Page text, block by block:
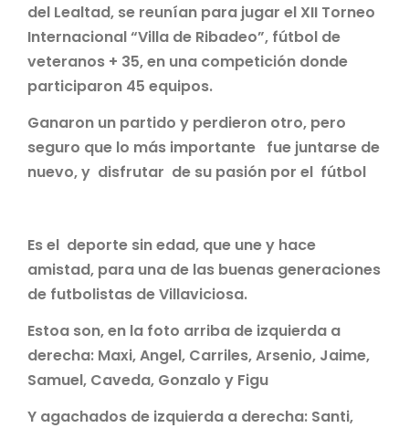
del Lealtad, se reunían para jugar el XII Torneo
Internacional “Villa de Ribadeo”, fútbol de
veteranos + 35, en una competición donde
participaron 45 equipos.
Ganaron un partido y perdieron otro, pero
seguro que lo más importante fue juntarse de
nuevo, y disfrutar de su pasión por el fútbol
Es el deporte sin edad, que une y hace
amistad, para una de las buenas generaciones
de futbolistas de Villaviciosa.
Estoa son, en la foto arriba de izquierda a
derecha: Maxi, Angel, Carriles, Arsenio, Jaime,
Samuel, Caveda, Gonzalo y Figu
Y agachados de izquierda a derecha: Santi,